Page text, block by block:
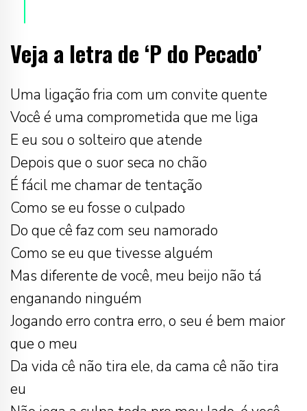
Veja a letra de ‘P do Pecado’
Uma ligação fria com um convite quente
Você é uma comprometida que me liga
E eu sou o solteiro que atende
Depois que o suor seca no chão
É fácil me chamar de tentação
Como se eu fosse o culpado
Do que cê faz com seu namorado
Como se eu que tivesse alguém
Mas diferente de você, meu beijo não tá
enganando ninguém
Jogando erro contra erro, o seu é bem maior
que o meu
Da vida cê não tira ele, da cama cê não tira
eu